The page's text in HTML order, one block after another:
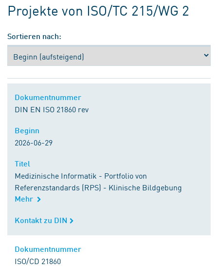
Projekte von ISO/TC 215/WG 2
Sortieren nach:
Dokumentnummer
DIN EN ISO 21860 rev
Beginn
2026-06-29
Titel
Medizinische Informatik - Portfolio von
Referenzstandards (RPS) - Klinische Bildgebung
Mehr
Kontakt zu DIN
Kontakt zu DIN
Dokumentnummer
ISO/CD 21860